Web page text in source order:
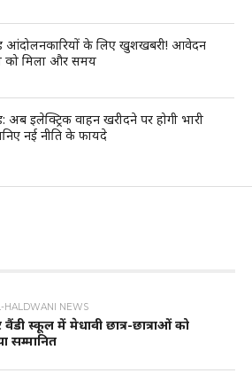
आंदोलनकारियों के लिए खुशखबरी! आवेदन
को मिला और समय
अब इलेक्ट्रिक वाहन खरीदने पर होगी भारी
नई नीति के फायदे
HALDWANI NEWS
वैंडी स्कूल में मेधावी छात्र-छात्राओं को
सम्मानित